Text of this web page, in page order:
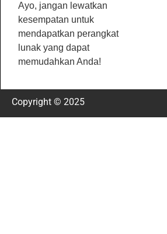
Ayo, jangan lewatkan
kesempatan untuk
mendapatkan perangkat
lunak yang dapat
memudahkan Anda!
Copyright © 2025